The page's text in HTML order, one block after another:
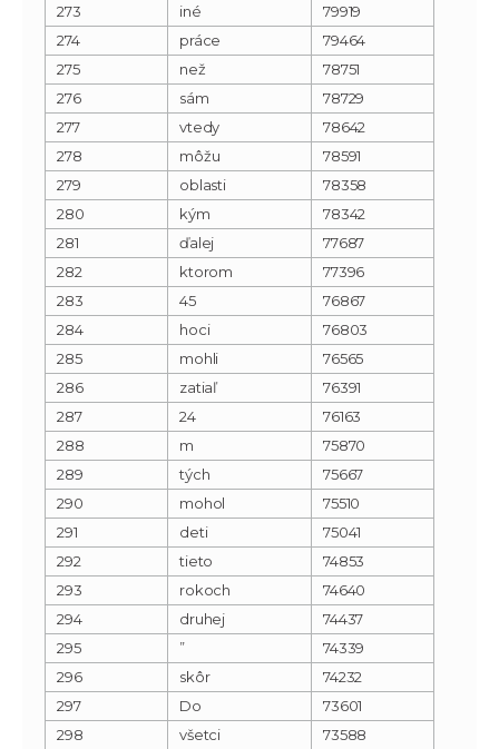
273
iné
79919
274
práce
79464
275
než
78751
276
sám
78729
277
vtedy
78642
278
môžu
78591
279
oblasti
78358
280
kým
78342
281
ďalej
77687
282
ktorom
77396
283
45
76867
284
hoci
76803
285
mohli
76565
286
zatiaľ
76391
287
24
76163
288
m
75870
289
tých
75667
290
mohol
75510
291
deti
75041
292
tieto
74853
293
rokoch
74640
294
druhej
74437
295
”
74339
296
skôr
74232
297
Do
73601
298
všetci 73588